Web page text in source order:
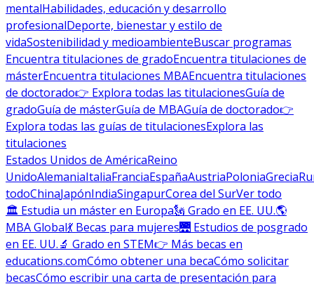
mentalHabilidades, educación y desarrollo
profesionalDeporte, bienestar y estilo de
vidaSostenibilidad y medioambienteBuscar programas
Encuentra titulaciones de gradoEncuentra titulaciones de
másterEncuentra titulaciones MBAEncuentra titulaciones
de doctorado👉 Explora todas las titulacionesGuía de
gradoGuía de másterGuía de MBAGuía de doctorado👉
Explora todas las guías de titulacionesExplora las
titulaciones
Estados Unidos de AméricaReino
UnidoAlemaniaItaliaFranciaEspañaAustriaPoloniaGrecia
todoChinaJapónIndiaSingapurCorea del SurVer todo
🏛 Estudia un máster en Europa🗽 Grado en EE. UU.🌎
MBA Global💃 Becas para mujeres🌉 Estudios de posgrado
en EE. UU.🔬 Grado en STEM👉 Más becas en
educations.comCómo obtener una becaCómo solicitar
becasCómo escribir una carta de presentación para